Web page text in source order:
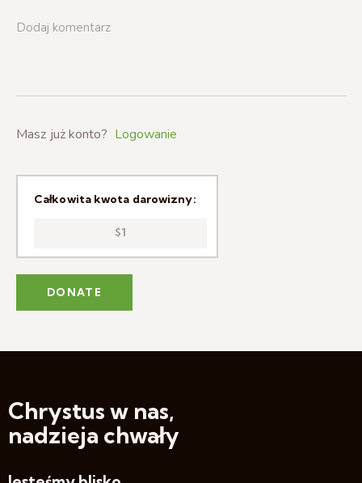
Masz już konto? Logowanie
Całkowita kwota darowizny:
$1
Chrystus w nas,
nadzieja chwały